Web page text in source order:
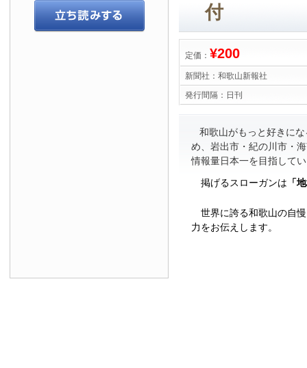
付
定価： ¥200
新聞社： 和歌山新報社
発行間隔： 日刊
和歌山がもっと好きに
め、岩出市・紀の川市・
情報量日本一を目指して
掲げるスローガンは 「
世界に誇る和歌山の自
力をお伝えします。